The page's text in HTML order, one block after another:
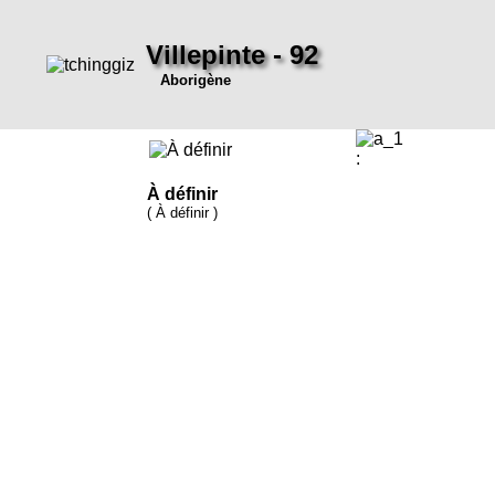
Villepinte - 92
Aborigène
À définir
( À définir )
: